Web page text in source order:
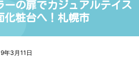
シ
ボ
ーの扉でカジュアルテイス
化粧台へ！札幌市
年3月11日